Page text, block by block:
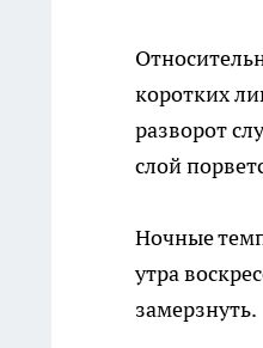
коротких
разворот
слой
Ночные
утра
замерзнуть.